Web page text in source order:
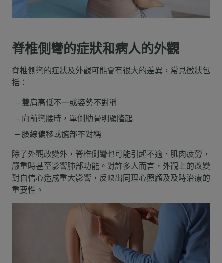
脊椎側彎的症狀和病人的外觀
脊椎側彎的症狀及外觀可能會有很大的差異，常見徵狀包
括：
雙肩高低不一或姿勢不對稱
向前彎腰時，單側肋骨明顯隆起
腰線偏移或髖部不對稱
除了外觀改變外，脊椎側彎也可能引起不適、肌肉疲勞，
嚴重時甚至影響肺部功能。對許多人而言，外觀上的改變
對自信心造成重大影響，反映出同理心照顧及及時治療的
重要性。